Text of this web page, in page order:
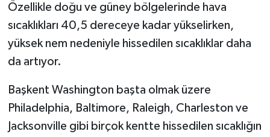
Özellikle doğu ve güney bölgelerinde hava
sıcaklıkları 40,5 dereceye kadar yükselirken,
yüksek nem nedeniyle hissedilen sıcaklıklar daha
da artıyor.
Başkent Washington başta olmak üzere
Philadelphia, Baltimore, Raleigh, Charleston ve
Jacksonville gibi birçok kentte hissedilen sıcaklığın